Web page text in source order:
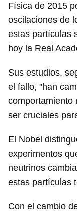
Física de 2015
oscilaciones de
estas partículas
hoy la Real
Sus estudios,
el fallo, "han
comportamiento
ser cruciales
El Nobel
experimentos
neutrinos
estas partículas
Con el cambio